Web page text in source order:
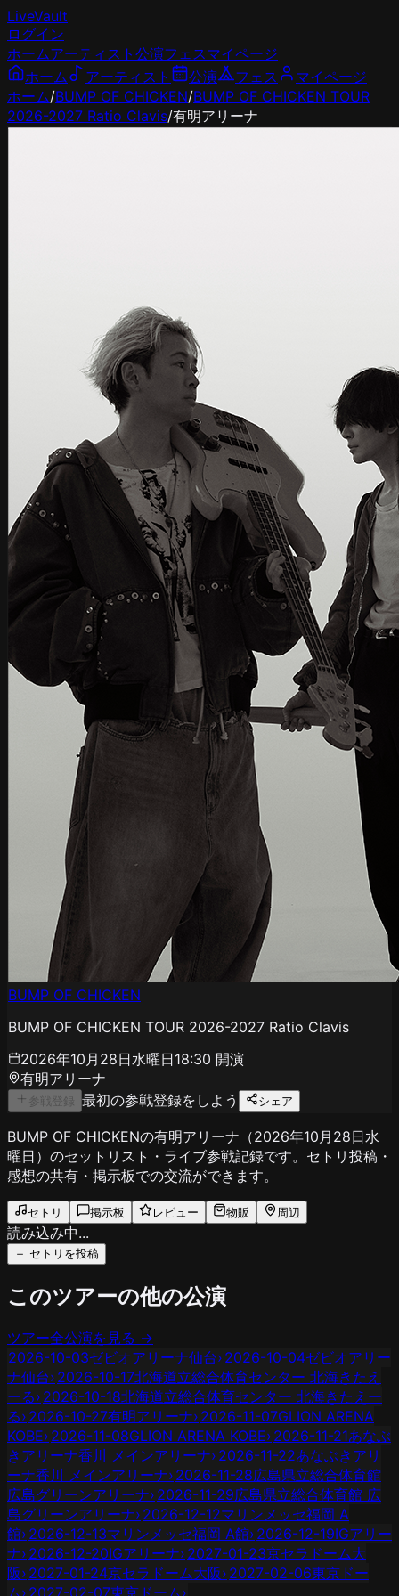
LiveVault
ログイン
ホームアーティスト 公演フェスマイページ
ホーム
アーティスト 公演 フェス
マイページ
ホーム/BUMP OF CHICKEN/BUMP OF CHICKEN TOUR
2026-2027 Ratio Clavis/有明アリーナ
BUMP OF CHICKEN
BUMP OF CHICKEN TOUR 2026-2027 Ratio Clavis
2026年10月28日水曜日18:30 開演
有明アリーナ
参戦登録 最初の参戦登録をしよう シェア
BUMP OF CHICKENの有明アリーナ（2026年10月28日水
曜日）のセットリスト・ライブ参戦記録です。セトリ投稿・
感想の共有・掲示板での交流ができます。
セトリ 掲示板 レビュー 物販 周辺
読み込み中...
＋ セトリを投稿
このツアーの他の公演
ツアー全公演を見る →
2026-10-03ゼビオアリーナ仙台› 2026-10-04ゼビオアリー
ナ仙台› 2026-10-17北海道立総合体育センター 北海きたえ
ーる› 2026-10-18北海道立総合体育センター 北海きたえー
る› 2026-10-27有明アリーナ› 2026-11-07GLION ARENA
KOBE› 2026-11-08GLION ARENA KOBE› 2026-11-21あなぶ
きアリーナ香川 メインアリーナ› 2026-11-22あなぶきアリ
ーナ香川 メインアリーナ› 2026-11-28広島県立総合体育館
広島グリーンアリーナ› 2026-11-29広島県立総合体育館 広
島グリーンアリーナ› 2026-12-12マリンメッセ福岡 A
館› 2026-12-13マリンメッセ福岡 A館› 2026-12-19IGアリー
ナ› 2026-12-20IGアリーナ› 2027-01-23京セラドーム大
阪› 2027-01-24京セラドーム大阪› 2027-02-06東京ドー
ム› 2027-02-07東京ドーム›